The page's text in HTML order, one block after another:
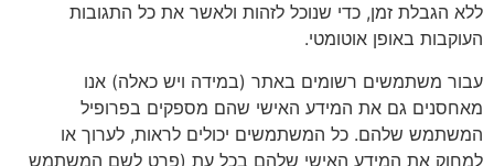
ללא הגבלת זמן, כדי שנוכל לזהות ולאשר את כל התגובות
העוקבות באופן אוטומטי.
עבור משתמשים רשומים באתר (במידה ויש כאלה) אנו
מאחסנים גם את המידע האישי שהם מספקים בפרופיל
המשתמש שלהם. כל המשתמשים יכולים לראות, לערוך או
למחוק את המידע האישי שלהם בכל עת (פרט לשם המשתמש